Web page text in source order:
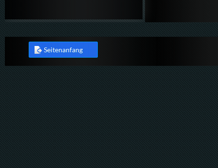
Seitenanfang